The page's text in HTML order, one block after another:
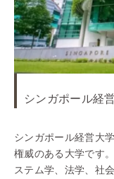
シンガポール経
シンガポール経営大
権威のある大学です
ステム学、法学、社